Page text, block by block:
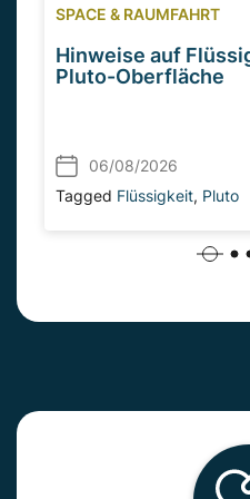
SPACE & RAUMFAHRT
Hinweise auf
Pluto-Oberfläche
06/08/2026
Tagged Flüssigkeit, Pluto